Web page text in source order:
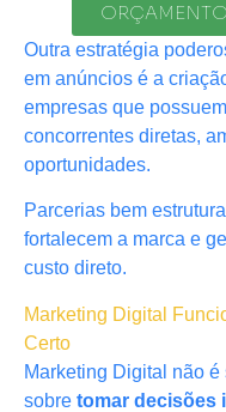
Outra estratégia
em anúncios é a
empresas que
concorrentes diretas,
oportunidades.
Parcerias bem
fortalecem a marca e
custo direto.
Marketing Digital
Certo
Marketing Digital não
sobre tomar decisões